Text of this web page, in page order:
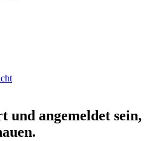
und angemeldet sein,